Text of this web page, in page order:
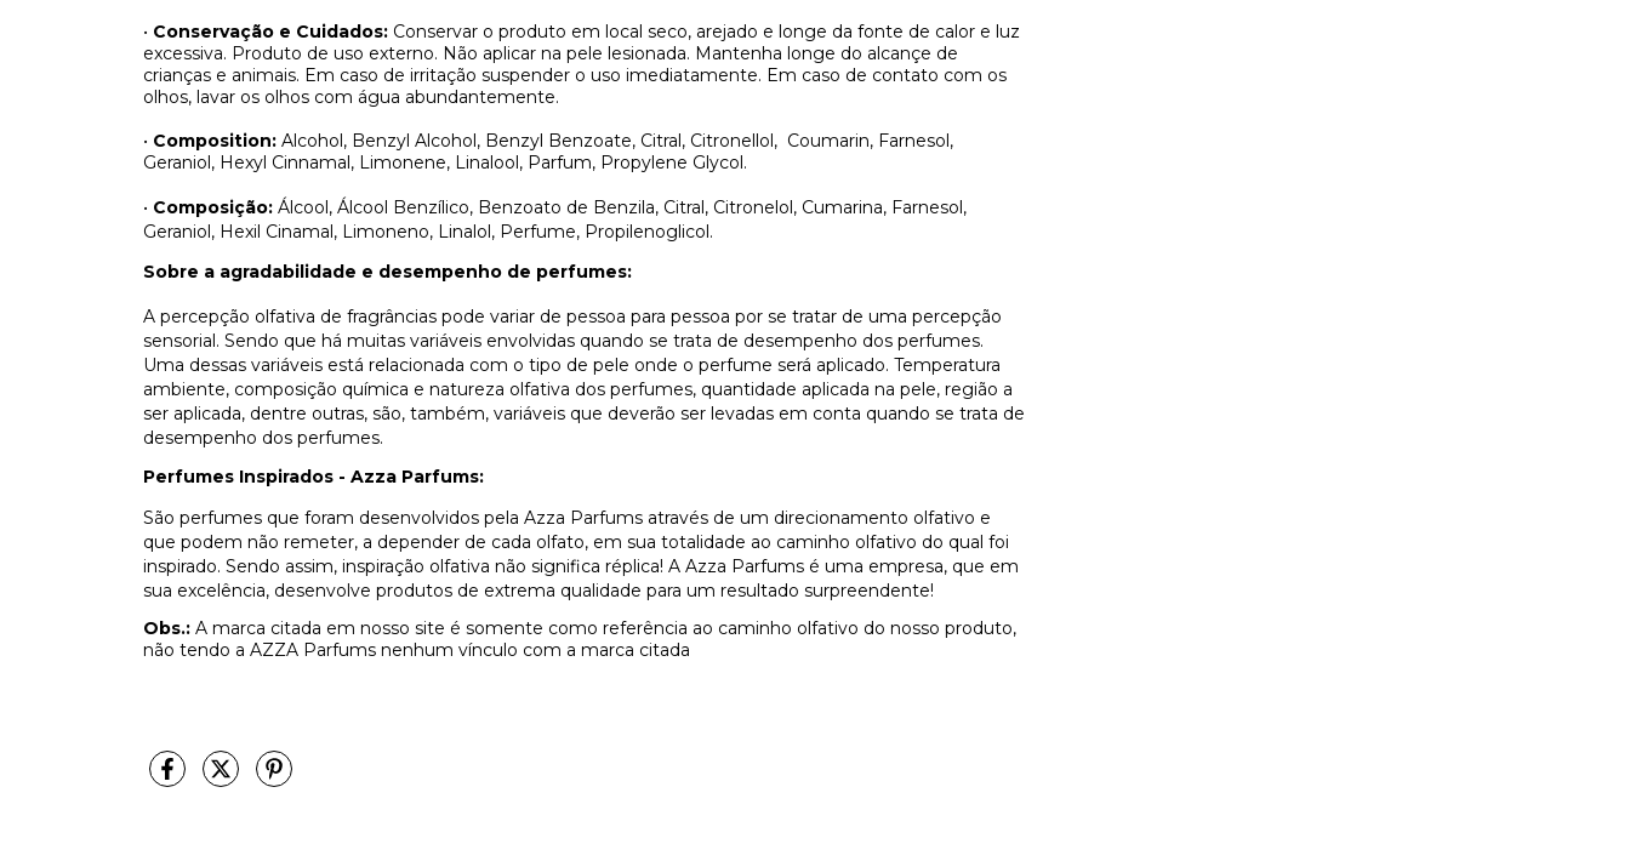
• Conservação e Cuidados: Conservar o produto em local seco, arejado e longe da fonte de calor e luz
excessiva. Produto de uso externo. Não aplicar na pele lesionada. Mantenha longe do alcançe de
crianças e animais. Em caso de irritação suspender o uso imediatamente. Em caso de contato com os
olhos, lavar os olhos com água abundantemente.
• Composition: Alcohol, Benzyl Alcohol, Benzyl Benzoate, Citral, Citronellol, Coumarin, Farnesol,
Geraniol, Hexyl Cinnamal, Limonene, Linalool, Parfum, Propylene Glycol.
• Composição: Álcool, Álcool Benzílico, Benzoato de Benzila, Citral, Citronelol, Cumarina, Farnesol,
Geraniol, Hexil Cinamal, Limoneno, Linalol, Perfume, Propilenoglicol.
Sobre a agradabilidade e desempenho de perfumes:
A percepção olfativa de fragrâncias pode variar de pessoa para pessoa por se tratar de uma percepção
sensorial. Sendo que há muitas variáveis envolvidas quando se trata de desempenho dos perfumes.
Uma dessas variáveis está relacionada com o tipo de pele onde o perfume será aplicado. Temperatura
ambiente, composição química e natureza olfativa dos perfumes, quantidade aplicada na pele, região a
ser aplicada, dentre outras, são, também, variáveis que deverão ser levadas em conta quando se trata de
desempenho dos perfumes.
Perfumes Inspirados - Azza Parfums:
São perfumes que foram desenvolvidos pela Azza Parfums através de um direcionamento olfativo e
que podem não remeter, a depender de cada olfato, em sua totalidade ao caminho olfativo do qual foi
inspirado. Sendo assim, inspiração olfativa não significa réplica! A Azza Parfums é uma empresa, que em
sua excelência, desenvolve produtos de extrema qualidade para um resultado surpreendente!
Obs.: A marca citada em nosso site é somente como referência ao caminho olfativo do nosso produto,
não tendo a AZZA Parfums nenhum vínculo com a marca citada